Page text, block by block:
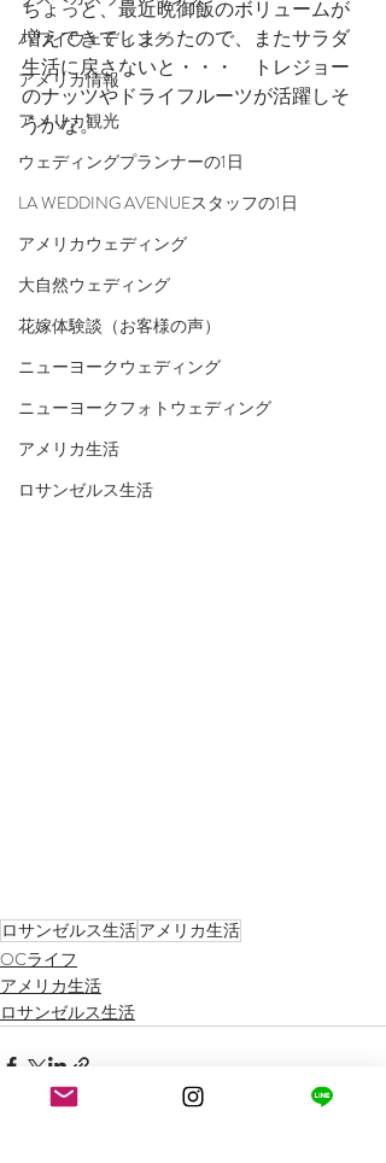
ハワイウェディング
アメリカ情報
アメリカ観光
ウェディングプランナーの1日
LA WEDDING AVENUEスタッフの1日
アメリカウェディング
大自然ウェディング
花嫁体験談（お客様の声）
ニューヨークウェディング
ニューヨークフォトウェディング
アメリカ生活
ロサンゼルス生活
ちょっと、最近晩御飯のボリュームが
増えてきてしまったので、またサラダ
生活に戻さないと・・・　トレジョー
のナッツやドライフルーツが活躍しそ
うかな。
ロサンゼルス生活アメリカ生活
OCライフ
アメリカ生活
ロサンゼルス生活